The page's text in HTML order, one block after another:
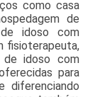
como casa
de
idoso com
fisioterapeuta,
de idoso com
para
diferenciando